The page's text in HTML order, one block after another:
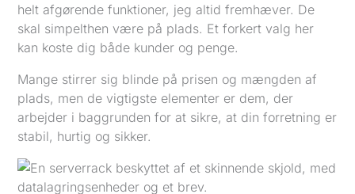
helt afgørende funktioner, jeg altid fremhæver. De
skal simpelthen være på plads. Et forkert valg her
kan koste dig både kunder og penge.
Mange stirrer sig blinde på prisen og mængden af
plads, men de vigtigste elementer er dem, der
arbejder i baggrunden for at sikre, at din forretning er
stabil, hurtig og sikker.